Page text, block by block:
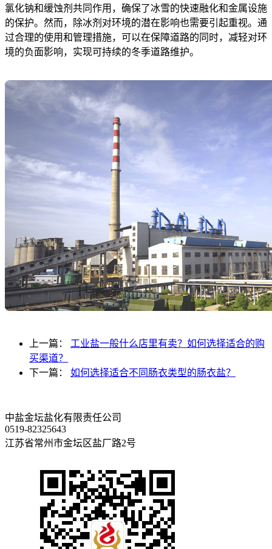
氯化钠和缓蚀剂共同作用，确保了冰雪的快速融化和金属设施
的保护。然而，除冰剂对环境的潜在影响也需要引起重视。通
过合理的使用和管理措施，可以在保障道路的同时，减轻对环
境的负面影响，实现可持续的冬季道路维护。
上一篇： 工业盐一般什么店里有卖？如何选择适合的购
买渠道？
下一篇： 如何选择适合不同肠衣类型的肠衣盐？
中盐金坛盐化有限责任公司
0519-82325643
江苏省常州市金坛区盐厂路2号